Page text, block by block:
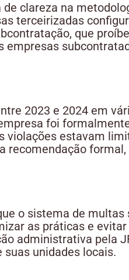
clareza na
terceirizadas
que
empresas
2023 e 2024 em
foi
violações estavam
recomendação
o sistema de multas
as práticas e
administrativa pela
unidades locais.